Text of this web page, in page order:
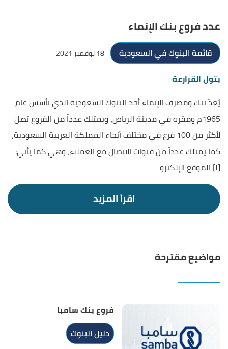
عدد فروع بنك الإنماء
قائمة البنوك في السعودية 18 نوفمبر 2021
بتول القرارعة
يُعدّ بنك ومصرف الإنماء أحد البنوك السعودية الذي تأسس عام
1965م ومقره في مدينة الرياض، ويمتلك عدداً من الفروع تصل
لأكثر من 100 فرع في مختلف أنحاء المملكة العربية السعودية،
كما يمتلك عدداً من قنوات الاتصال مع العملاء، وهي كما يأتي:
[١] الموقع الإلكترو
اقرأ المزيد
مواضيع مقترحة
فروع بنك سامبا
دليل البنوك